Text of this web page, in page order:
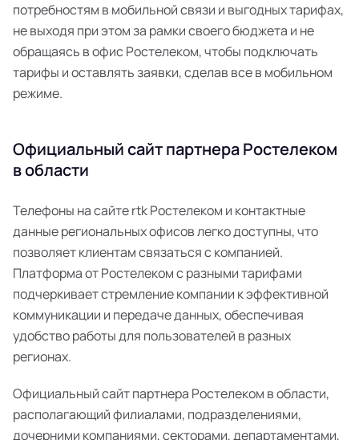
потребностям в мобильной связи и выгодных тарифах,
не выходя при этом за рамки своего бюджета и не
обращаясь в офис Ростелеком, чтобы подключать
тарифы и оставлять заявки, сделав все в мобильном
режиме.
Официальный сайт партнера Ростелеком
в области
Телефоны на сайте rtk Ростелеком и контактные
данные региональных офисов легко доступны, что
позволяет клиентам связаться с компанией.
Платформа от Ростелеком с разными тарифами
подчеркивает стремление компании к эффективной
коммуникации и передаче данных, обеспечивая
удобство работы для пользователей в разных
регионах.
Официальный сайт партнера Ростелеком в области,
располагающий филиалами, подразделениями,
дочерними компаниями, секторами, департаментами,